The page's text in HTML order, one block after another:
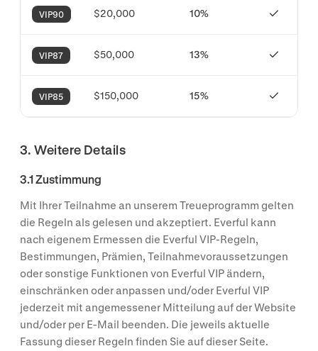
VIP90 $20,000 10%
VIP87 $50,000 13%
VIP85 $150,000 15%
3. Weitere Details
3.1 Zustimmung
Mit Ihrer Teilnahme an unserem Treueprogramm gelten
die Regeln als gelesen und akzeptiert. Everful kann
nach eigenem Ermessen die Everful VIP-Regeln,
Bestimmungen, Prämien, Teilnahmevoraussetzungen
oder sonstige Funktionen von Everful VIP ändern,
einschränken oder anpassen und/oder Everful VIP
jederzeit mit angemessener Mitteilung auf der Website
und/oder per E-Mail beenden. Die jeweils aktuelle
Fassung dieser Regeln finden Sie auf dieser Seite.